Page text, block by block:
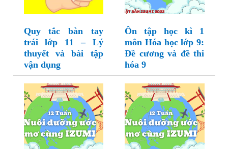
Quy tắc bàn tay
trái lớp 11 – Lý
thuyết và bài tập
vận dụng
Ôn tập học kì 1
môn Hóa học lớp 9:
Đề cương và đề thi
hóa 9